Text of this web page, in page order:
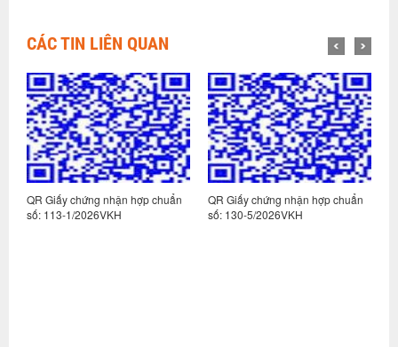
CÁC TIN LIÊN QUAN
QR Giấy chứng nhận hợp chuẩn
số: 113-1/2026VKH
QR Giấy chứng nhận hợp chuẩn
số: 130-5/2026VKH